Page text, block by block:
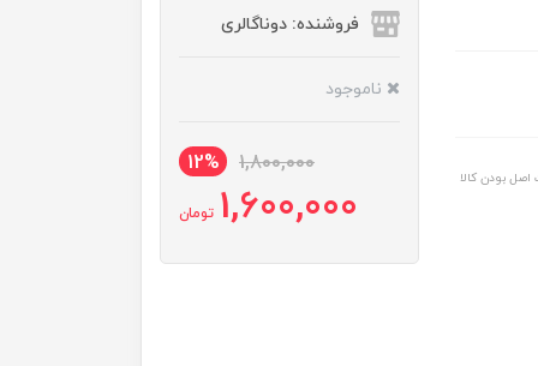
بودن کالا
فروشنده: دوناگالری
ناموجود
1,800,000
12%
1,600,000 تومان